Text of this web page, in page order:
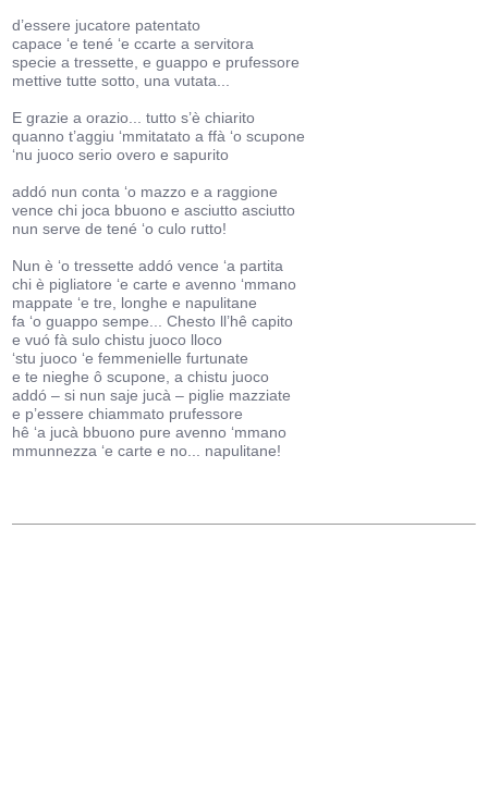
d’essere jucatore patentato
capace ‘e tené ‘e ccarte a servitora
specie a tressette, e guappo e prufessore
mettive tutte sotto, una vutata...
E grazie a orazio... tutto s’è chiarito
quanno t’aggiu ‘mmitatato a ffà ‘o scupone
‘nu juoco serio overo e sapurito
addó nun conta ‘o mazzo e a raggione
vence chi joca bbuono e asciutto asciutto
nun serve de tené ‘o culo rutto!
Nun è ‘o tressette addó vence ‘a partita
chi è pigliatore ‘e carte e avenno ‘mmano
mappate ‘e tre, longhe e napulitane
fa ‘o guappo sempe... Chesto ll’hê capito
e vuó fà sulo chistu juoco lloco
‘stu juoco ‘e femmenielle furtunate
e te nieghe ô scupone, a chistu juoco
addó – si nun saje jucà – piglie mazziate
e p’essere chiammato prufessore
hê ‘a jucà bbuono pure avenno ‘mmano
mmunnezza ‘e carte e no... napulitane!